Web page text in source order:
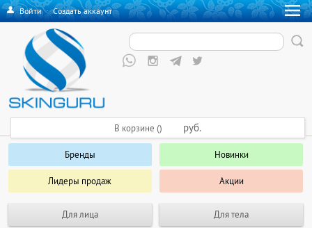
Войти·Создать аккаунт
Бренды Новинки
Лидеры продаж Акции
Для лица Для тела
В корзине () руб.